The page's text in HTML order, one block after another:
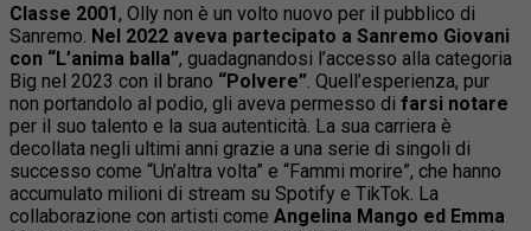
Classe 2001, Olly non è un volto nuovo per il pubblico di
Sanremo. Nel 2022 aveva partecipato a Sanremo Giovani
con “L’anima balla”, guadagnandosi l’accesso alla categoria
Big nel 2023 con il brano “Polvere”. Quell’esperienza, pur
non portandolo al podio, gli aveva permesso di farsi notare
per il suo talento e la sua autenticità. La sua carriera è
decollata negli ultimi anni grazie a una serie di singoli di
successo come “Un’altra volta” e “Fammi morire”, che hanno
accumulato milioni di stream su Spotify e TikTok. La
collaborazione con artisti come Angelina Mango ed Emma